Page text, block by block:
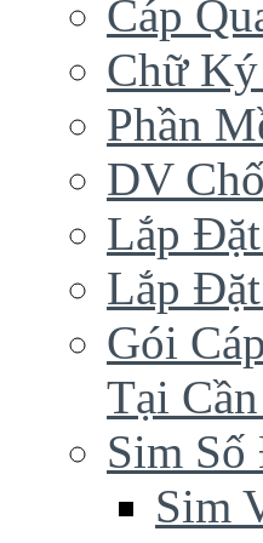
Cáp
Chữ
Phần
DV
Lắp
Lắp
Gói
Tại
Sim
Sim